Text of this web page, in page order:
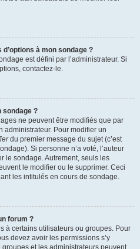
à mon sondage ?
est défini par l’administrateur. Si
contactez-le.
sondage ?
ne peuvent être modifiés que par
administrateur. Pour modifier un
du premier message du sujet (c’est
Si personne n’a voté, l’auteur
le sondage. Autrement, seuls les
le modifier ou le supprimer. Ceci
les intitulés en cours de sondage.
forum ?
à certains utilisateurs ou groupes. Pour
devez avoir les permissions s’y
et les administrateurs peuvent